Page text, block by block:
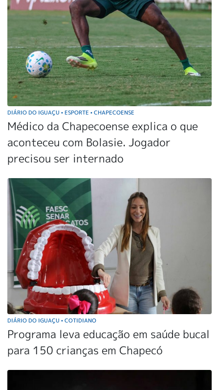
DIÁRIO DO IGUAÇU • ESPORTE • CHAPECOENSE
Médico da Chapecoense explica o que
aconteceu com Bolasie. Jogador
precisou ser internado
DIÁRIO DO IGUAÇU • COTIDIANO
Programa leva educação em saúde bucal
para 150 crianças em Chapecó